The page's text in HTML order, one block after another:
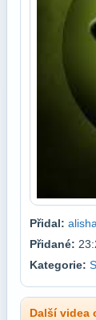
Přidal:
Přidané:
Kategorie:
Další videa